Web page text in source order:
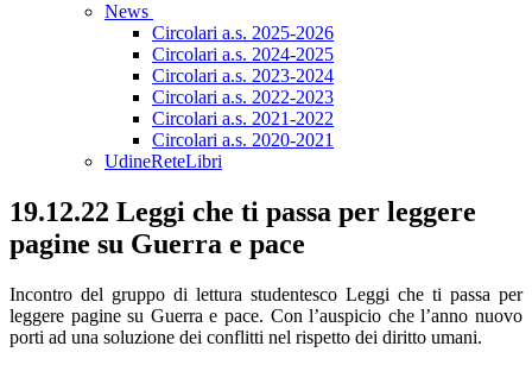
News
Circolari a.s. 2025-2026
Circolari a.s. 2024-2025
Circolari a.s. 2023-2024
Circolari a.s. 2022-2023
Circolari a.s. 2021-2022
Circolari a.s. 2020-2021
UdineReteLibri
19.12.22 Leggi che ti passa per leggere
pagine su Guerra e pace
Incontro del gruppo di lettura studentesco Leggi che ti passa per
leggere pagine su Guerra e pace. Con l’auspicio che l’anno nuovo
porti ad una soluzione dei conflitti nel rispetto dei diritto umani.